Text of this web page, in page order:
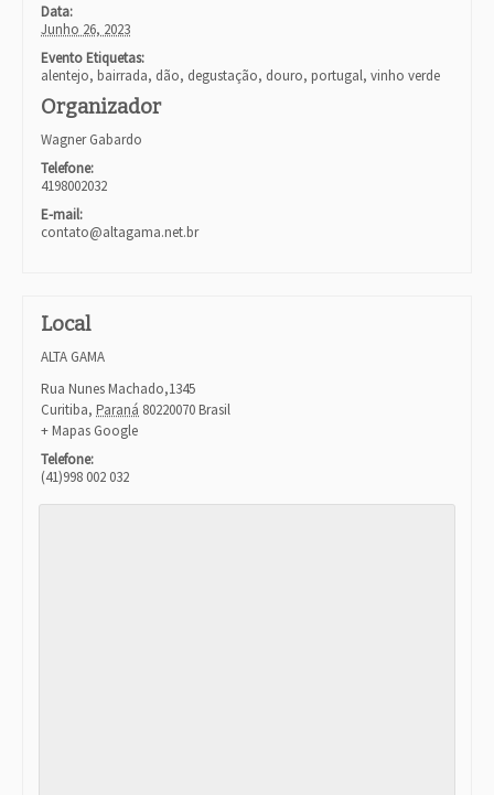
Data:
Junho 26, 2023
Evento Etiquetas:
alentejo, bairrada, dão, degustação, douro, portugal,vinho verde
Organizador
Wagner Gabardo
Telefone:
4198002032
E-mail:
contato@altagama.net.br
Local
ALTA GAMA
Rua Nunes Machado,1345
Curitiba, Paraná 80220070 Brasil
+ Mapas Google
Telefone:
(41)998 002 032